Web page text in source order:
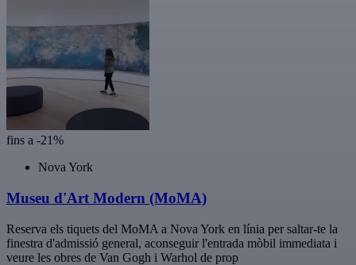
fins a -21%
Nova York
Museu d'Art Modern (MoMA)
Reserva els tiquets del MoMA a Nova York en línia per saltar-te la
finestra d'admissió general, aconseguir l'entrada mòbil immediata i
veure les obres de Van Gogh i Warhol de prop